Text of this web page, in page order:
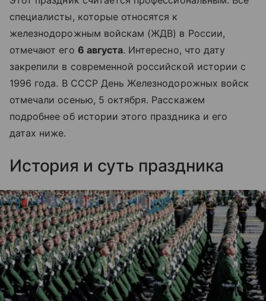
специалисты, которые относятся к
железнодорожным войскам (ЖДВ) в России,
отмечают его 6 августа. Интересно, что дату
закрепили в современной российской истории с
1996 года. В СССР День Железнодорожных войск
отмечали осенью, 5 октября. Расскажем
подробнее об истории этого праздника и его
датах ниже.
История и суть праздника